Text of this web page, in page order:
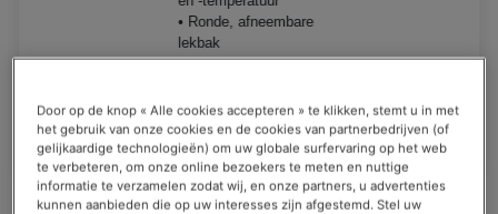
• Ronde, afneembare
lekbak
Door op de knop « Alle cookies accepteren » te klikken, stemt u in met
het gebruik van onze cookies en de cookies van partnerbedrijven (of
gelijkaardige technologieën) om uw globale surfervaring op het web
te verbeteren, om onze online bezoekers te meten en nuttige
informatie te verzamelen zodat wij, en onze partners, u advertenties
kunnen aanbieden die op uw interesses zijn afgestemd. Stel uw